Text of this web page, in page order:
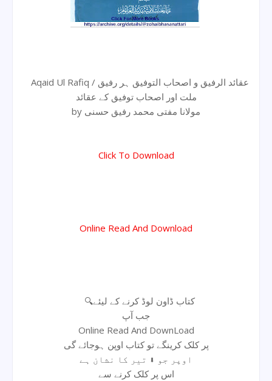
Aqaid Ul Rafiq / عقائد الرفیق و اصحاب التوفیق ہر رفیق
ملت اور اصحاب توفیق کے عقائد
by مولانا مفتی محمد رفیق حسنی
Click To Download
Online Read And Download
🔍کتاب ڈاون لوڈ کرنے کے لیئے
جب آپ
Online Read And DownLoad
پر کلک کرینگے تو کتاب اوپن ہوجائے گی
اوپر جو ⬇ تیر کا نشان ہے
اس پر کلک کرنے سے